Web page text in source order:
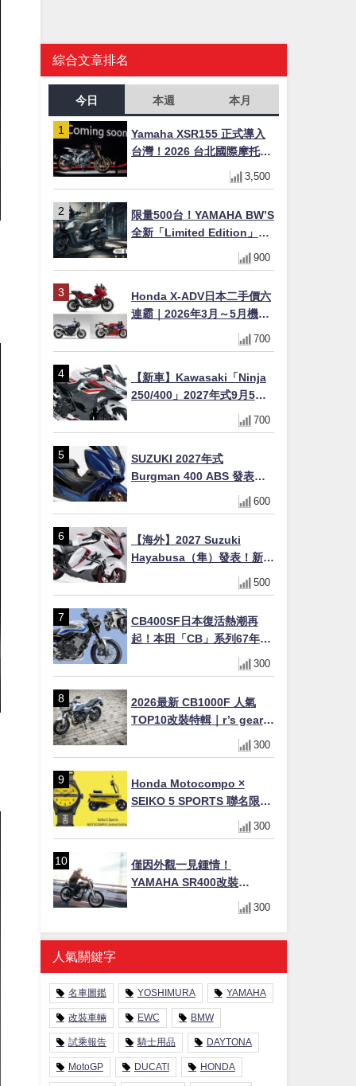
綜合文章排名
今日 本週 本月
Yamaha XSR155 正式導入
台灣！2026 台北國際摩托車
展亮相，70 週年紀念版
YZF-R 系列限量追加販售
3,500
限量500台！YAMAHA BW’S
全新「Limited Edition」都
市探索限定色 GOOPiMADE
聯名包同步登場
900
Honda X-ADV日本二手價六
連霸｜2026年3月～5月機車
轉售排行榜 CBR1000RR-R
FIREBLADE SP首度躋身前
700
【新車】Kawasaki「Ninja
250/400」2027年式9月5日
日本發售！新塗裝登場×價格
不變×輔助滑動式離合器
700
SUZUKI 2027年式
Burgman 400 ABS 發表！
8/18日本上市、支援E10汽油
售價98萬100日圓
600
【海外】2027 Suzuki
Hayabusa（隼）發表！新增
Special Edition 特仕版，全
新珍珠白塗裝與專屬配備登
500
CB400SF日本復活熱潮再
起！本田「CB」系列67年傳
奇解密 與CBR差異一次搞懂
300
2026最新 CB1000F 人氣
TOP10改裝特輯｜r’s gear鈦
合金排氣管、OHLINS TTX
後避震、HONDA頭燈整流罩
300
Honda Motocompo ×
SEIKO 5 SPORTS 聯名限量
錶登場！重現黃色車身、油
箱開關等經典設計
300
僅因外觀一見鍾情！
YAMAHA SR400改裝
Tracker風格｜ 女車主的機車
300
人氣關鍵字
名車圖鑑 YOSHIMURA YAMAHA
改裝車輛 EWC BMW
試乘報告 騎士用品 DAYTONA
MotoGP DUCATI HONDA